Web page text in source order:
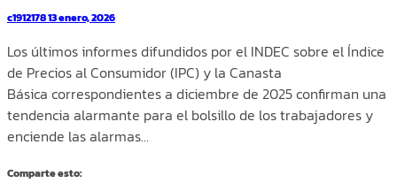
c191217813 enero, 2026
Los últimos informes difundidos por el INDEC sobre el Índice
de Precios al Consumidor (IPC) y la Canasta
Básica correspondientes a diciembre de 2025 confirman una
tendencia alarmante para el bolsillo de los trabajadores y
enciende las alarmas…
Comparte esto: